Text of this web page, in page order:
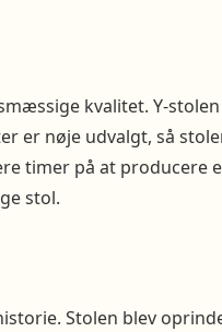
kvalitet. Y-
er nøje udvalgt, så
timer på at producere
stol.
Stolen blev